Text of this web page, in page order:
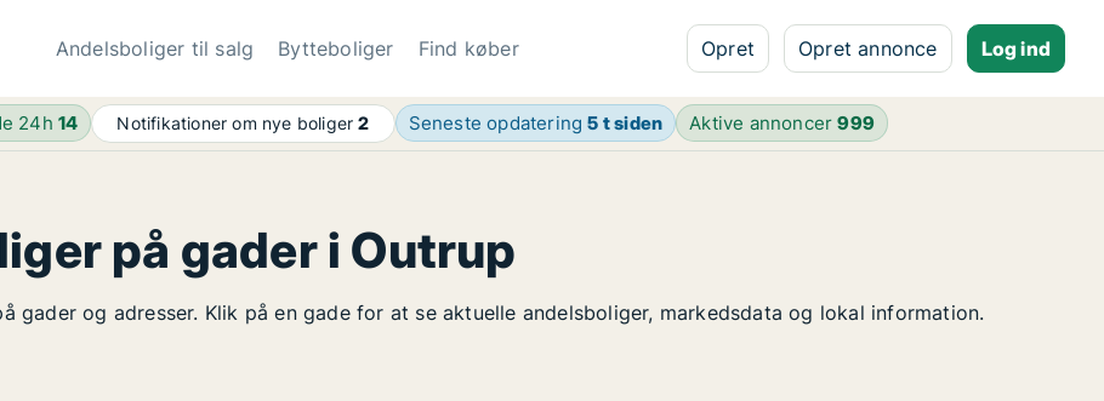
Andelsboliger til salg Bytteboliger Find køber Opret Opret annonce Log ind
24h14 Notifikationer om nye boliger2 Seneste opdatering5 t siden Aktive annoncer999
på gader i Outrup
gader og adresser. Klik på en gade for at se aktuelle andelsboliger, markedsdata og lokal information.